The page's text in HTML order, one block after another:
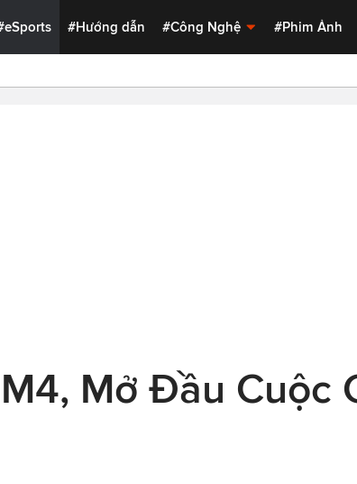
#Hướng dẫn #Công Nghệ #Phim Ảnh
Mở Đầu Cuộc